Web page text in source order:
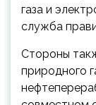
газа и
служба
Стороны
природного